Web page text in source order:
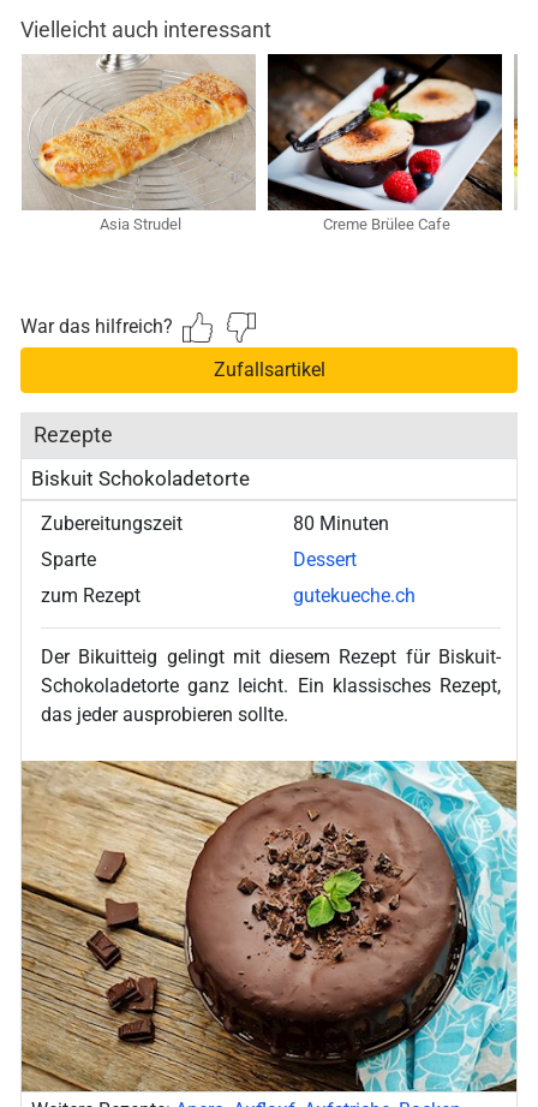
Vielleicht auch interessant
Asia Strudel Creme Brülee Cafe
War das hilfreich?
Zufallsartikel
Rezepte
Biskuit Schokoladetorte
Zubereitungszeit
80 Minuten
Sparte
Dessert
zum Rezept
gutekueche.ch
Der Bikuitteig gelingt mit diesem Rezept für Biskuit-
Schokoladetorte ganz leicht. Ein klassisches Rezept,
das jeder ausprobieren sollte.